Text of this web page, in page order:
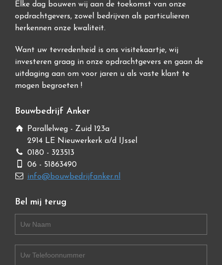
Elke dag bouwen wij aan de toekomst van onze
opdrachtgevers, zowel bedrijven als particulieren
herkennen onze kwaliteit.
Want uw tevredenheid is ons visitekaartje, wij
investeren graag in onze opdrachtgevers en gaan de
uitdaging aan om voor jaren u als vaste klant te
mogen begroeten !
Bouwbedrijf Anker
Parallelweg - Zuid 123a
2914 LE Nieuwerkerk a/d IJssel
0180 - 323513
06 - 51863490
info@bouwbedrijfanker.nl
Bel mij terug